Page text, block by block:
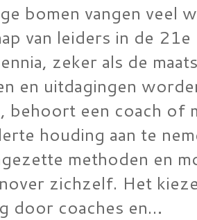
bomen vangen veel
van leiders in de
zeker als de
en uitdagingen
behoort een coach of
houding aan te
methoden en
zichzelf. Het
door coaches en…